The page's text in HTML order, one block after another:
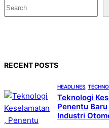
S
e
RECENT POSTS
HEADLINES
Teknologi
Penentu
Industri